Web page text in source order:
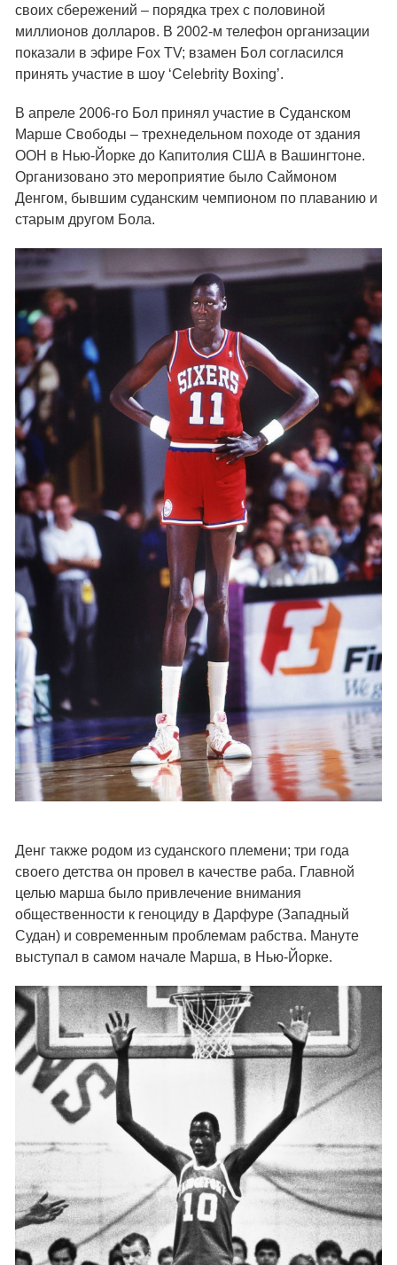
своих сбережений – порядка трех с половиной
миллионов долларов. В 2002-м телефон организации
показали в эфире Fox TV; взамен Бол согласился
принять участие в шоу ‘Celebrity Boxing’.
В апреле 2006-го Бол принял участие в Суданском
Марше Свободы – трехнедельном походе от здания
ООН в Нью-Йорке до Капитолия США в Вашингтоне.
Организовано это мероприятие было Саймоном
Денгом, бывшим суданским чемпионом по плаванию и
старым другом Бола.
Денг также родом из суданского племени; три года
своего детства он провел в качестве раба. Главной
целью марша было привлечение внимания
общественности к геноциду в Дарфуре (Западный
Судан) и современным проблемам рабства. Мануте
выступал в самом начале Марша, в Нью-Йорке.